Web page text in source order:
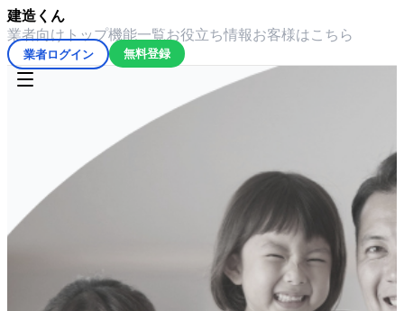
建造くん
業者向けトップ機能一覧お役立ち情報 お客様はこちら
業者ログイン 無料登録